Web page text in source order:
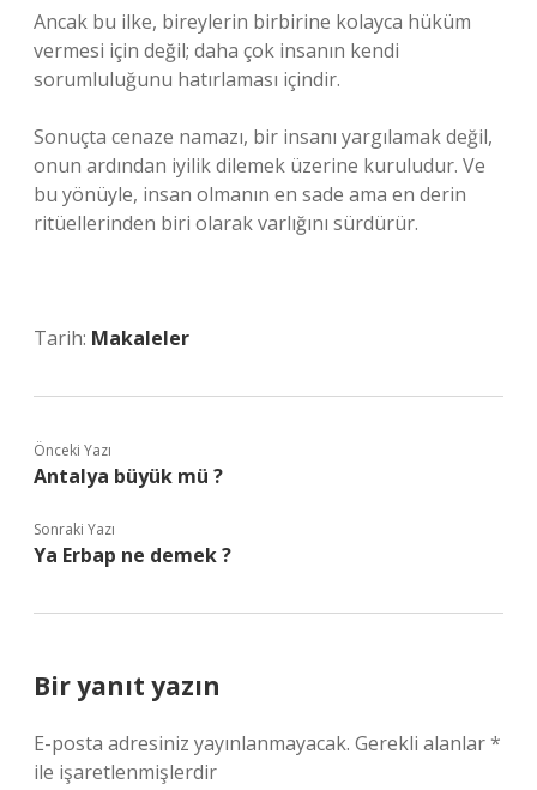
Ancak bu ilke, bireylerin birbirine kolayca hüküm
vermesi için değil; daha çok insanın kendi
sorumluluğunu hatırlaması içindir.
Sonuçta cenaze namazı, bir insanı yargılamak değil,
onun ardından iyilik dilemek üzerine kuruludur. Ve
bu yönüyle, insan olmanın en sade ama en derin
ritüellerinden biri olarak varlığını sürdürür.
Tarih: Makaleler
Önceki Yazı
Antalya büyük mü ?
Sonraki Yazı
Ya Erbap ne demek ?
Bir yanıt yazın
E-posta adresiniz yayınlanmayacak. Gerekli alanlar*
ile işaretlenmişlerdir